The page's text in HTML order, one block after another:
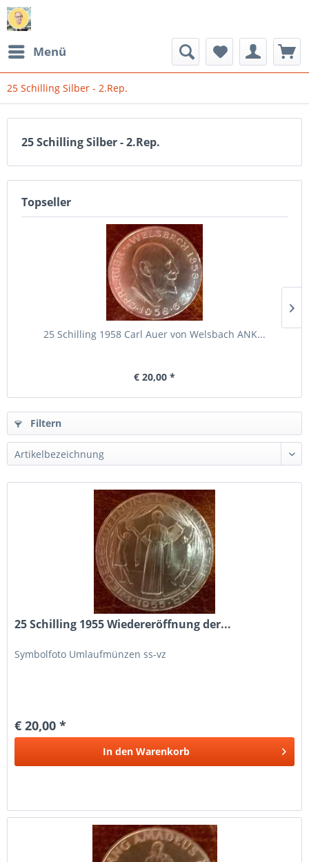
Menü
25 Schilling Silber - 2.Rep.
25 Schilling Silber - 2.Rep.
Topseller
25 Schilling 1958 Carl Auer von Welsbach ANK...
€ 20,00 *
Filtern
25 Schilling 1955 Wiedereröffnung der...
Symbolfoto Umlaufmünzen ss-vz
€ 20,00 *
In den Warenkorb